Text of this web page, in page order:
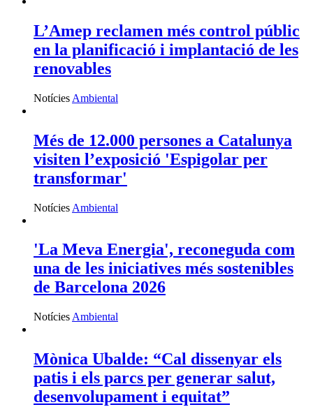
L’Amep reclamen més control públic
en la planificació i implantació de les
renovables
Notícies Ambiental
Més de 12.000 persones a Catalunya
visiten l’exposició 'Espigolar per
transformar'
Notícies Ambiental
'La Meva Energia', reconeguda com
una de les iniciatives més sostenibles
de Barcelona 2026
Notícies Ambiental
Mònica Ubalde: “Cal dissenyar els
patis i els parcs per generar salut,
desenvolupament i equitat”